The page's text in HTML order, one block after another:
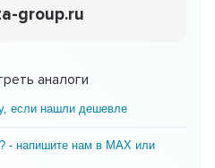
group.ru
аналоги
если нашли дешевле
- напишите нам в MAX или